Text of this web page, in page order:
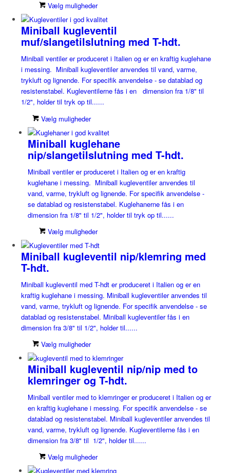
Vælg muligheder
Miniball kugleventil
muf/slangetilslutning med T-hdt.
Miniball ventiler er produceret i Italien og er en kraftig kuglehane
i messing. Miniball kugleventiler anvendes til vand, varme,
trykluft og lignende. For specifik anvendelse - se datablad og
resistenstabel. Kugleventilerne fås i en dimension fra 1/8" til
1/2", holder til tryk op til......
Vælg muligheder
Miniball kuglehane
nip/slangetilslutning med T-hdt.
Miniball ventiler er produceret i Italien og er en kraftig
kuglehane i messing. Miniball kugleventiler anvendes til
vand, varme, trykluft og lignende. For specifik anvendelse -
se datablad og resistenstabel. Kuglehanerne fås i en
dimension fra 1/8" til 1/2", holder til tryk op til......
Vælg muligheder
Miniball kugleventil nip/klemring med
T-hdt.
Miniball kugleventil med T-hdt er produceret i Italien og er en
kraftig kuglehane i messing. Miniball kugleventiler anvendes til
vand, varme, trykluft og lignende. For specifik anvendelse - se
datablad og resistenstabel. Miniball kugleventiler fås i en
dimension fra 3/8" til 1/2", holder til......
Vælg muligheder
Miniball kugleventil nip/nip med to
klemringer og T-hdt.
Miniball ventiler med to klemringer er produceret i Italien og er
en kraftig kuglehane i messing. For specifik anvendelse - se
datablad og resistenstabel. Miniball kugleventiler anvendes til
vand, varme, trykluft og lignende. Kugleventilerne fås i en
dimension fra 3/8" til 1/2", holder til......
Vælg muligheder